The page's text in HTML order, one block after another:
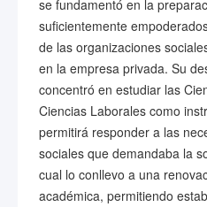
se fundamentó en la
suficientemente
de las organizaciones
en la empresa privada. Su
concentró en estudiar las
Ciencias Laborales como
permitirá responder a las
sociales que demandaba la
cual lo conllevo a una
académica, permitiendo